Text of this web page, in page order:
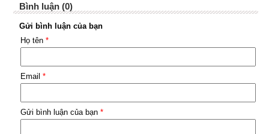
Bình luận (0)
Gửi bình luận của bạn
Họ tên *
Email *
Gửi bình luận của bạn *